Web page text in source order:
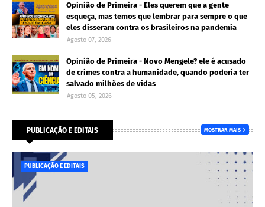
Opinião de Primeira - Eles querem que a gente
esqueça, mas temos que lembrar para sempre o que
eles disseram contra os brasileiros na pandemia
Agosto 07, 2026
Opinião de Primeira - Novo Mengele? ele é acusado
de crimes contra a humanidade, quando poderia ter
salvado milhões de vidas
Agosto 05, 2026
PUBLICAÇÃO E EDITAIS MOSTRAR MAIS
PUBLICAÇÃO E EDITAIS